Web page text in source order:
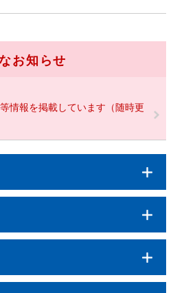
お知らせ
情報を掲載しています（随時更